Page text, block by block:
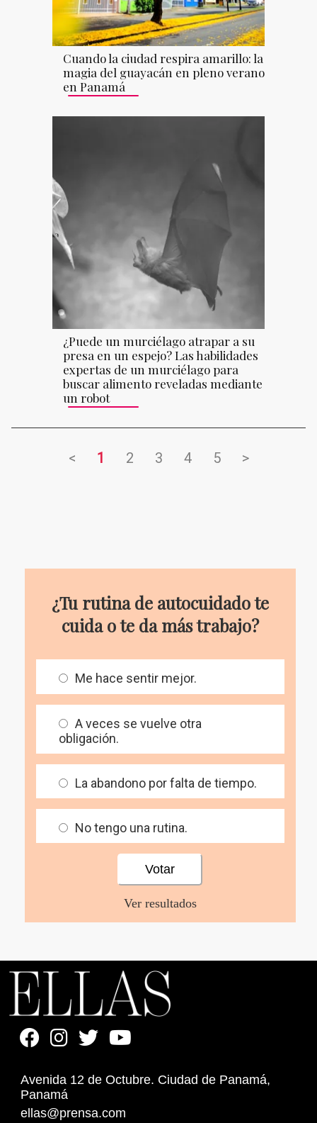
Cuando la ciudad respira amarillo: la
magia del guayacán en pleno verano
en Panamá
¿Puede un murciélago atrapar a su
presa en un espejo? Las habilidades
expertas de un murciélago para
buscar alimento reveladas mediante
un robot
< 1 2 3 4 5 >
¿Tu rutina de autocuidado te
cuida o te da más trabajo?
Me hace sentir mejor.
A veces se vuelve otra
obligación.
La abandono por falta de tiempo.
No tengo una rutina.
Ver resultados
Avenida 12 de Octubre. Ciudad de Panamá,
Panamá
ellas@prensa.com